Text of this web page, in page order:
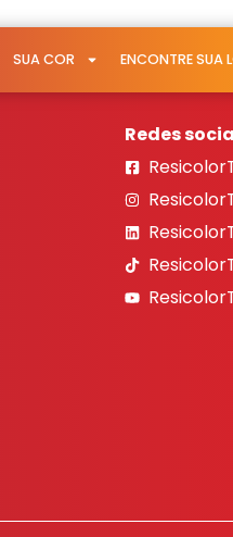
SUA COR ENCONTRE SUA
Redes